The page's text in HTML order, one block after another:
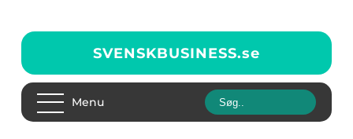
SVENSKBUSINESS.se
Menu